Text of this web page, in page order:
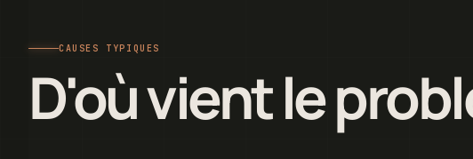
CAUSES TYPIQUES
D'où vient le